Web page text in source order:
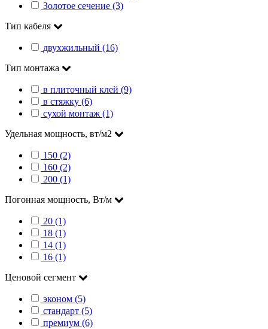
Золотое сечение (3)
Тип кабеля
двухжильный (16)
Тип монтажа
в плиточный клей (9)
в стяжку (6)
сухой монтаж (1)
Удельная мощность, вт/м2
150 (2)
160 (2)
200 (1)
Погонная мощность, Вт/м
20 (1)
18 (1)
14 (1)
16 (1)
Ценовой сегмент
эконом (5)
стандарт (5)
премиум (6)